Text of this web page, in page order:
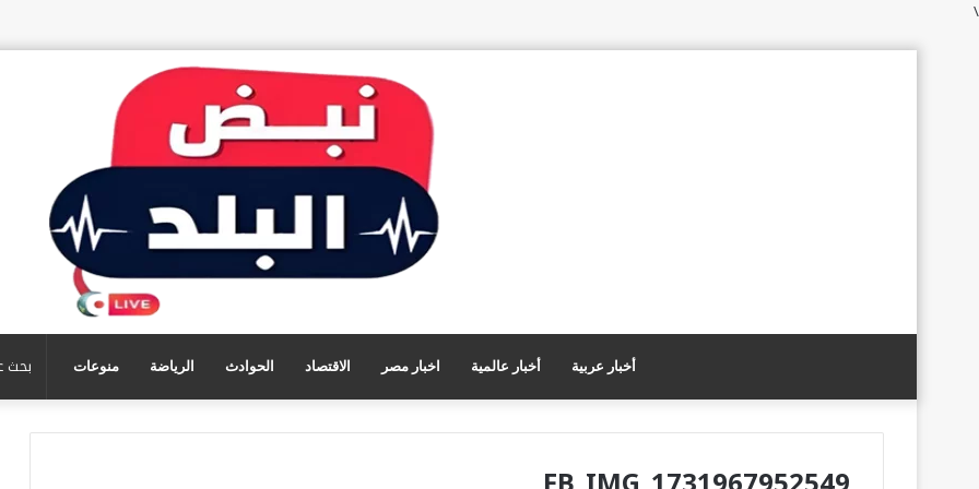
\
أخبار عربية أخبار عالمية اخبار مصر الاقتصاد الحوادث الرياضة منوعات